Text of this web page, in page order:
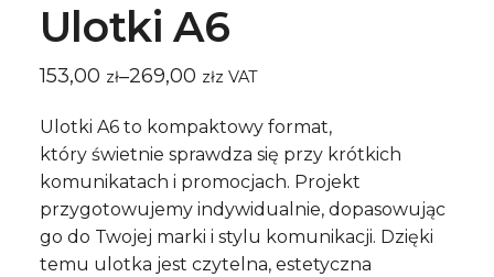
Ulotki A6
153,00 zł–269,00 zł
Zakres
od
153,00 zł
do
269,00 zł
ㅤz VAT
Ulotki A6 to kompaktowy format,
który świetnie sprawdza się przy krótkich
komunikatach i promocjach. Projekt
przygotowujemy indywidualnie, dopasowując
go do Twojej marki i stylu komunikacji. Dzięki
temu ulotka jest czytelna, estetyczna